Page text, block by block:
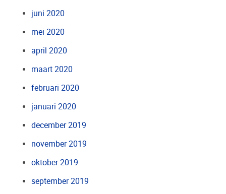
juni 2020
mei 2020
april 2020
maart 2020
februari 2020
januari 2020
december 2019
november 2019
oktober 2019
september 2019